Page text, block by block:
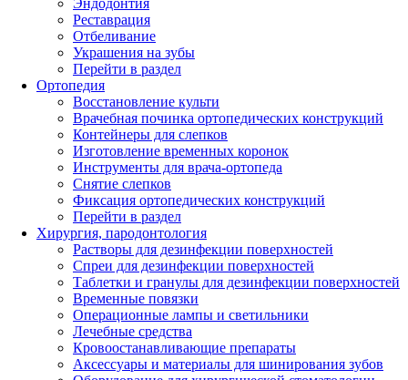
Эндодонтия
Реставрация
Отбеливание
Украшения на зубы
Перейти в раздел
Ортопедия
Восстановление культи
Врачебная починка ортопедических конструкций
Контейнеры для слепков
Изготовление временных коронок
Инструменты для врача-ортопеда
Снятие слепков
Фиксация ортопедических конструкций
Перейти в раздел
Хирургия, пародонтология
Растворы для дезинфекции поверхностей
Спреи для дезинфекции поверхностей
Таблетки и гранулы для дезинфекции поверхностей
Временные повязки
Операционные лампы и светильники
Лечебные средства
Кровоостанавливающие препараты
Аксессуары и материалы для шинирования зубов